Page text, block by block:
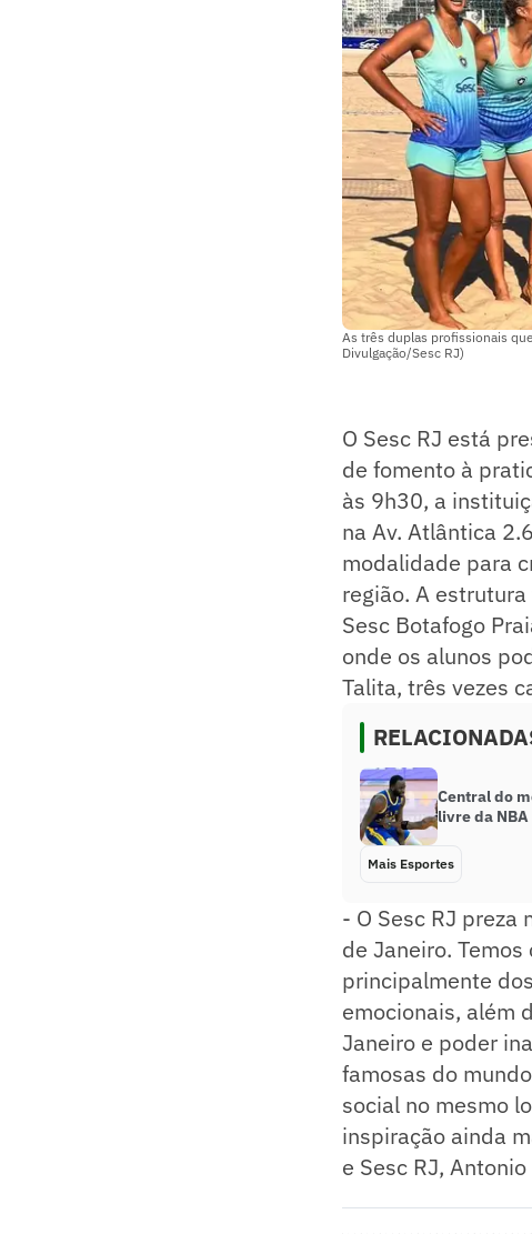
As três duplas profissionais
Divulgação/Sesc RJ)
O Sesc RJ está
de fomento à
às 9h30, a
na Av. Atlântica
modalidade para
região. A
Sesc Botafogo
onde os alunos
Talita, três vezes
Central do
livre da NBA
Mais Esportes
- O Sesc RJ
de Janeiro.
principalmente
emocionais, além
Janeiro e poder
famosas do
social no mesmo
inspiração ainda
e Sesc RJ,